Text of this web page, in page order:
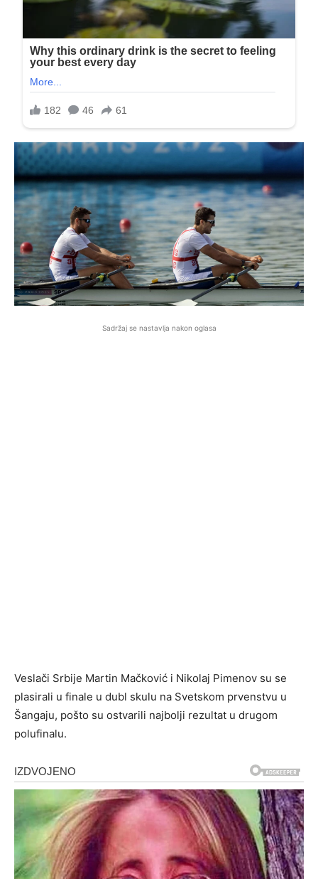
Sadržaj se nastavlja nakon oglasa
Veslači Srbije Martin Mačković i Nikolaj Pimenov su se
plasirali u finale u dubl skulu na Svetskom prvenstvu u
Šangaju, pošto su ostvarili najbolji rezultat u drugom
polufinalu.